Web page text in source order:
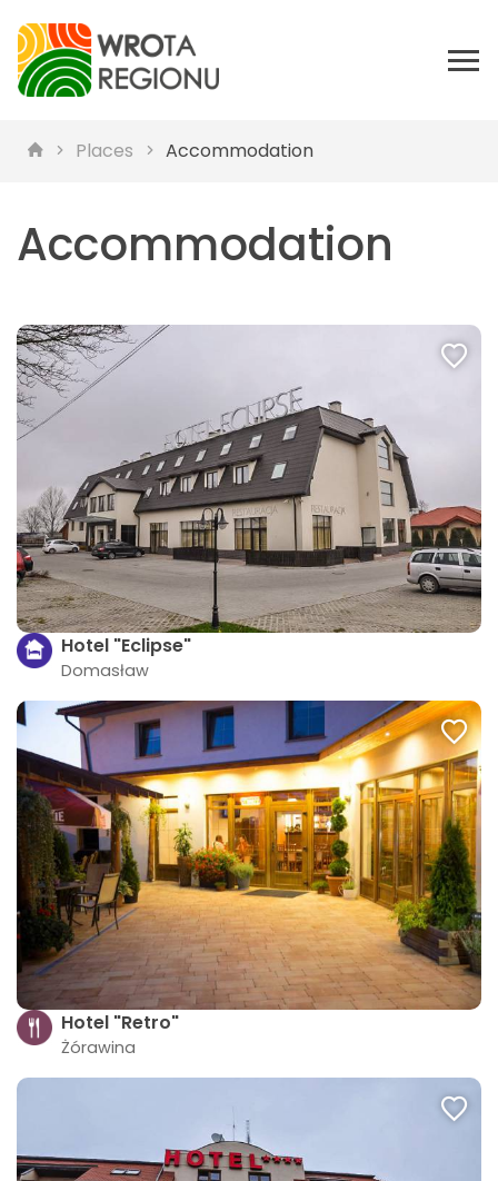
Places Accommodation
Accommodation
Hotel "Eclipse"
Domasław
Hotel "Retro"
Żórawina